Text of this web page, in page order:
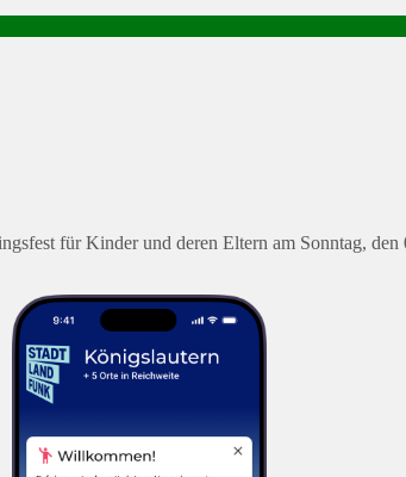
für Kinder und deren Eltern am Sonntag,